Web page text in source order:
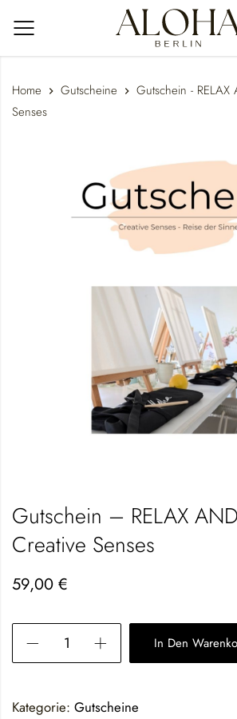
Home Gutscheine
Gutschein - RELAX
Senses
Gutschein – RELAX
Creative Senses
59,00 €
In Den
Kategorie: Gutscheine